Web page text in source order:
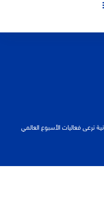
ترعى فعاليات الأسبوع العالمي